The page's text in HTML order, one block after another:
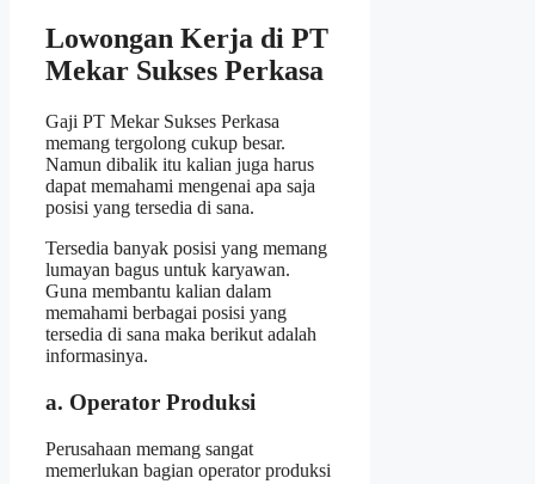
Lowongan Kerja di PT
Mekar Sukses Perkasa
Gaji PT Mekar Sukses Perkasa
memang tergolong cukup besar.
Namun dibalik itu kalian juga harus
dapat memahami mengenai apa saja
posisi yang tersedia di sana.
Tersedia banyak posisi yang memang
lumayan bagus untuk karyawan.
Guna membantu kalian dalam
memahami berbagai posisi yang
tersedia di sana maka berikut adalah
informasinya.
a. Operator Produksi
Perusahaan memang sangat
memerlukan bagian operator produksi